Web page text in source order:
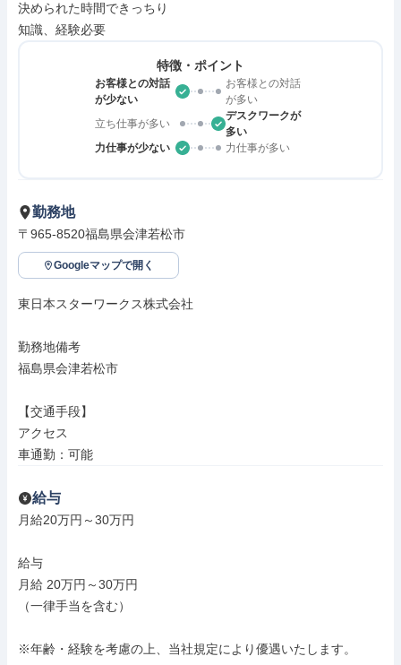
決められた時間できっちり
知識、経験必要
特徴・ポイント
お客様との対話
が少ない
お客様との対話
が多い
立ち仕事が多い
デスクワークが
多い
力仕事が少ない
力仕事が多い
勤務地
〒965-8520福島県会津若松市
Googleマップで開く
東日本スターワークス株式会社
勤務地備考
福島県会津若松市
【交通手段】
アクセス
車通勤：可能
給与
月給20万円～30万円
給与
月給 20万円～30万円
（一律手当を含む）
※年齢・経験を考慮の上、当社規定により優遇いたします。